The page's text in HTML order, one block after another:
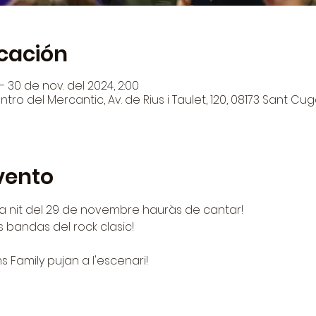
30 de nov. del 2024, 2:00
del Mercantic, Av. de Rius i Taulet, 120, 08173 Sant
nit del 29 de novembre hauràs de cantar!
bandas del rock clasic!
Family pujan a l'escenari!